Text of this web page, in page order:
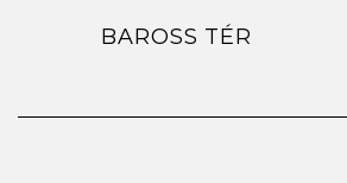
BAROSS TÉR